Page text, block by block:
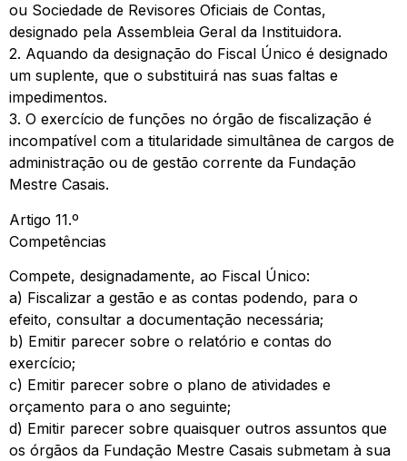
ou Sociedade de Revisores Oficiais de Contas,
designado pela Assembleia Geral da Instituidora.
2. Aquando da designação do Fiscal Único é designado
um suplente, que o substituirá nas suas faltas e
impedimentos.
3. O exercício de funções no órgão de fiscalização é
incompatível com a titularidade simultânea de cargos de
administração ou de gestão corrente da Fundação
Mestre Casais.
Artigo 11.º
Competências
Compete, designadamente, ao Fiscal Único:
a) Fiscalizar a gestão e as contas podendo, para o
efeito, consultar a documentação necessária;
b) Emitir parecer sobre o relatório e contas do
exercício;
c) Emitir parecer sobre o plano de atividades e
orçamento para o ano seguinte;
d) Emitir parecer sobre quaisquer outros assuntos que
os órgãos da Fundação Mestre Casais submetam à sua